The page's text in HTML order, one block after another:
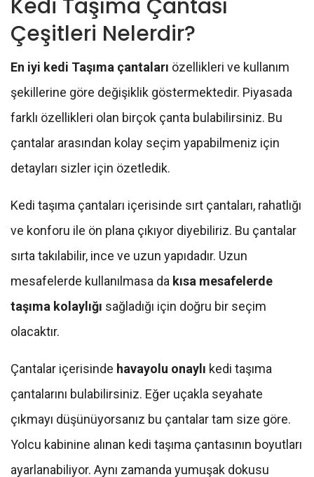
Kedi Taşıma Çantası
Çeşitleri Nelerdir?
En iyi kedi Taşıma çantaları özellikleri ve kullanım
şekillerine göre değişiklik göstermektedir. Piyasada
farklı özellikleri olan birçok çanta bulabilirsiniz. Bu
çantalar arasından kolay seçim yapabilmeniz için
detayları sizler için özetledik.
Kedi taşıma çantaları içerisinde sırt çantaları, rahatlığı
ve konforu ile ön plana çıkıyor diyebiliriz. Bu çantalar
sırta takılabilir, ince ve uzun yapıdadır. Uzun
mesafelerde kullanılmasa da kısa mesafelerde
taşıma kolaylığı sağladığı için doğru bir seçim
olacaktır.
Çantalar içerisinde havayolu onaylı kedi taşıma
çantalarını bulabilirsiniz. Eğer uçakla seyahate
çıkmayı düşünüyorsanız bu çantalar tam size göre.
Yolcu kabinine alınan kedi taşıma çantasının boyutları
ayarlanabiliyor. Aynı zamanda yumuşak dokusu